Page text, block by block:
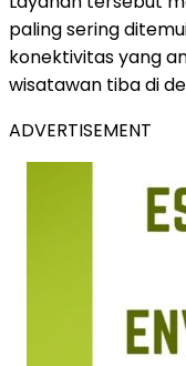
paling sering
konektivitas yang
wisatawan tiba di
ADVERTISEMENT